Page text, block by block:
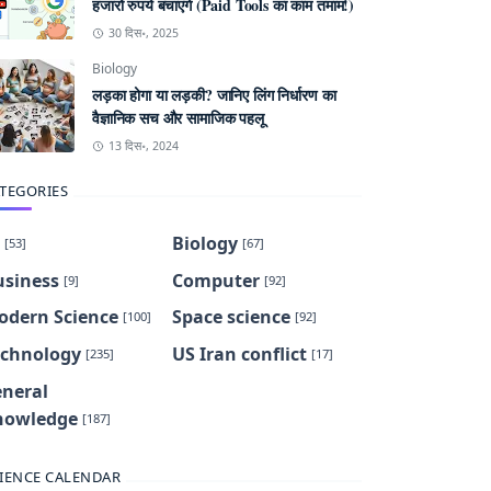
हजारों रुपये बचाएंगे (Paid Tools का काम तमाम!)
30 दिस॰, 2025
Biology
लड़का होगा या लड़की? जानिए लिंग निर्धारण का
वैज्ञानिक सच और सामाजिक पहलू
13 दिस॰, 2024
[53] Biology [67]
[9] Computer [92]
Science [100] Space science [92]
[235] US Iran conflict [17]
[187]
CALENDAR